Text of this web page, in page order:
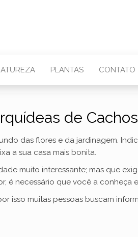
PLANTAS CONTATO
de Cachos
das flores e da jardinagem.
a sua casa mais bonita.
muito interessante; mas que
é necessário que você a conheça
isso muitas pessoas buscam